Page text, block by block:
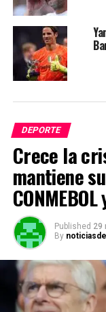
DEPORTE
Crece la
mantiene
Published 29
By